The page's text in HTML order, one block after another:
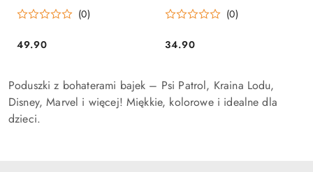
(0)
Cena:
49.90
(0)
Cena:
34.90
Poduszki z bohaterami bajek – Psi Patrol, Kraina Lodu,
Disney, Marvel i więcej! Miękkie, kolorowe i idealne dla
dzieci.